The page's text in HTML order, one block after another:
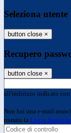
Seleziona utente
button close ×
Recupero
button close ×
all'indirizzo indicato con
Non hai una e-mail
tramite la Login